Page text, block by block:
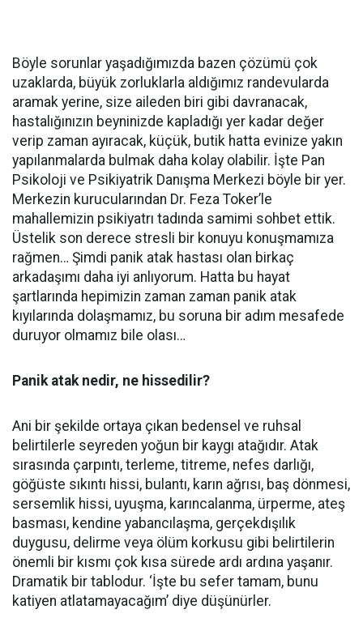
Böyle sorunlar yaşadığımızda bazen çözümü çok
uzaklarda, büyük zorluklarla aldığımız randevularda
aramak yerine, size aileden biri gibi davranacak,
hastalığınızın beyninizde kapladığı yer kadar değer
verip zaman ayıracak, küçük, butik hatta evinize yakın
yapılanmalarda bulmak daha kolay olabilir. İşte Pan
Psikoloji ve Psikiyatrik Danışma Merkezi böyle bir yer.
Merkezin kurucularından Dr. Feza Toker’le
mahallemizin psikiyatrı tadında samimi sohbet ettik.
Üstelik son derece stresli bir konuyu konuşmamıza
rağmen… Şimdi panik atak hastası olan birkaç
arkadaşımı daha iyi anlıyorum. Hatta bu hayat
şartlarında hepimizin zaman zaman panik atak
kıyılarında dolaşmamız, bu soruna bir adım mesafede
duruyor olmamız bile olası…
Panik atak nedir, ne hissedilir?
Ani bir şekilde ortaya çıkan bedensel ve ruhsal
belirtilerle seyreden yoğun bir kaygı atağıdır. Atak
sırasında çarpıntı, terleme, titreme, nefes darlığı,
göğüste sıkıntı hissi, bulantı, karın ağrısı, baş dönmesi,
sersemlik hissi, uyuşma, karıncalanma, ürperme, ateş
basması, kendine yabancılaşma, gerçekdışılık
duygusu, delirme veya ölüm korkusu gibi belirtilerin
önemli bir kısmı çok kısa sürede ardı ardına yaşanır.
Dramatik bir tablodur. ‘İşte bu sefer tamam, bunu
katiyen atlatamayacağım’ diye düşünürler.